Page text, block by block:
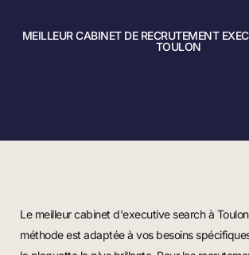
MEILLEUR CABINET DE RECRUTEMENT
TOULON
Le meilleur cabinet d'executive search à
méthode est adaptée à vos besoins